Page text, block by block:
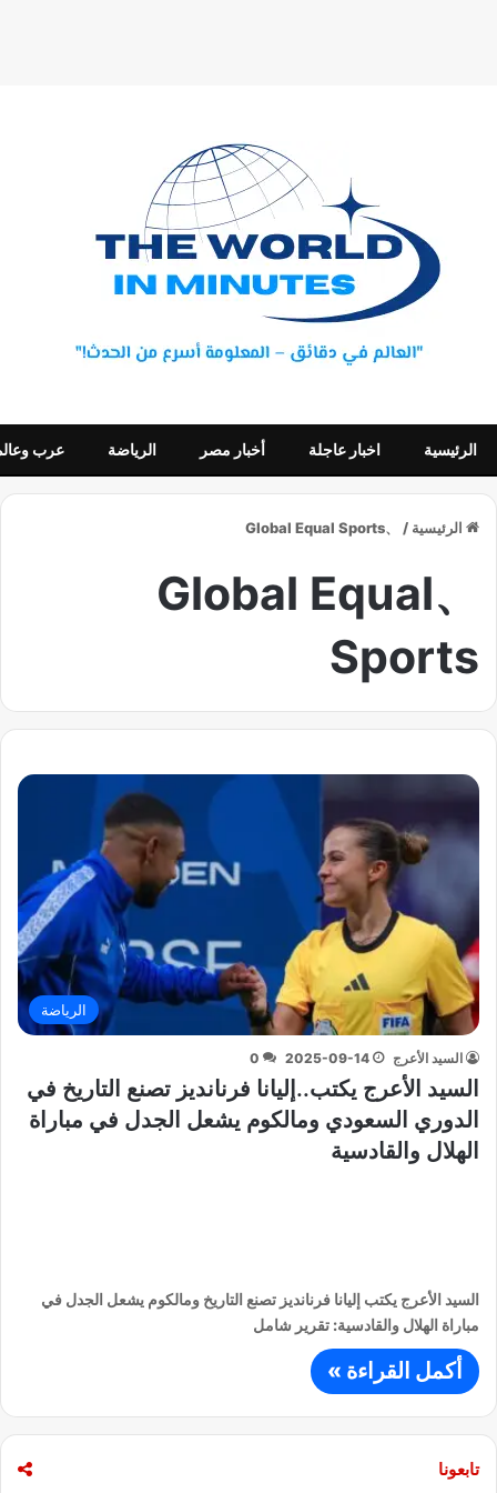
الرئيسية اخبار عاجلة أخبار مصر الرياضة عرب
الرئيسية /
、Global Equal Sports
、Global Equal
Sports
الرياضة
السيد الأعرج 2025-09-14
0
السيد الأعرج يكتب..إليانا فرنانديز تصنع التاريخ في
الدوري السعودي ومالكوم يشعل الجدل في مباراة
الهلال والقادسية
السيد الأعرج يكتب إليانا فرنانديز تصنع التاريخ ومالكوم يشعل الجدل في
مباراة الهلال والقادسية: تقرير شامل
أكمل القراءة »
تابعونا